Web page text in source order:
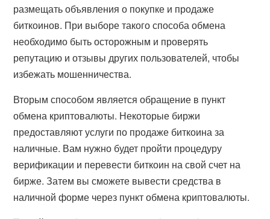
размещать объявления о покупке и продаже
биткоинов. При выборе такого способа обмена
необходимо быть осторожным и проверять
репутацию и отзывы других пользователей, чтобы
избежать мошенничества.
Вторым способом является обращение в пункт
обмена криптовалюты. Некоторые биржи
предоставляют услуги по продаже биткоина за
наличные. Вам нужно будет пройти процедуру
верификации и перевести биткоин на свой счет на
бирже. Затем вы сможете вывести средства в
наличной форме через пункт обмена криптовалюты.